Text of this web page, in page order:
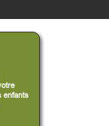
enfants